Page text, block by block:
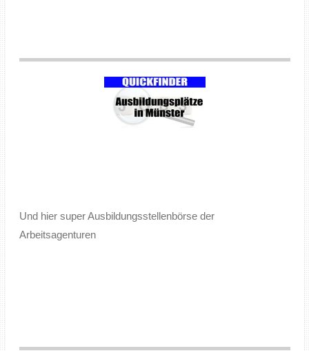
Und hier super Ausbildungsstellenbörse der
Arbeitsagenturen